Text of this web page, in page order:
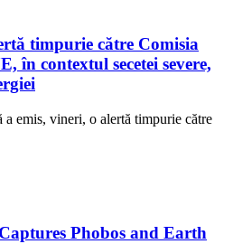
timpurie către Comisia
în contextul secetei severe,
emis, vineri, o alertă timpurie către
Phobos and Earth